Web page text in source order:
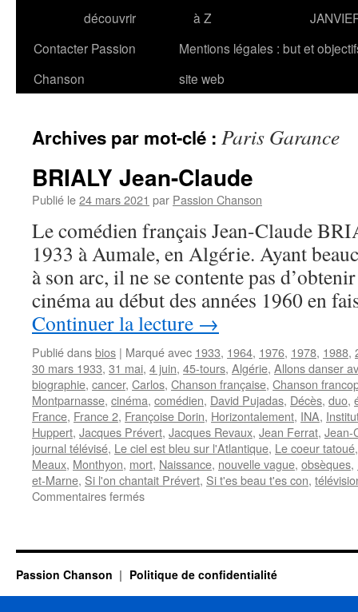
découvrir
à Z
Contacter Passion
Chanson
Mentions légales : but et
site web
Archives par mot-clé : Paris Garance
BRIALY Jean-Claude
Publié le24 mars 2021 par Passion Chanson
Le comédien français Jean-Claude
1933 à Aumale, en Algérie. Ayant
à son arc, il ne se contente pas
cinéma au début des années 1960 en
Continuer la lecture →
Publié dansbios | Marqué avec 1933, 1964, 1976, 1978, 1988,
30 mars 1933, 31 mai, 4 juin, 45-tours, Algérie, Allons danser
biographie, cancer, Carlos, Chanson française, Chanson
Montparnasse, cinéma, comédien, David Pujadas, Décès, duo,
France, France 2, Françoise Dorin, Horizontalement, INA,
Huppert, Jacques Prévert, Jacques Revaux, Jean Ferrat, Jean-
journal télévisé, Le ciel est bleu sur l'Atlantique, Le coeur tatoué
Meaux, Monthyon, mort, Naissance, nouvelle vague, obsèques,
et-Marne, Si l'on chantait Prévert, Si t'es beau t'es con,
Commentaires ferméssur
Passion Chanson Politique de confidentialité